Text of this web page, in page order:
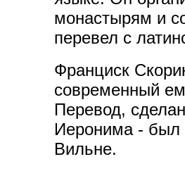
монастырям и
перевел с
Франциск
современный
Перевод,
Иеронима - был
Вильне.